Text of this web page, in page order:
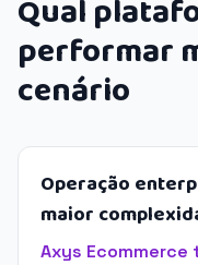
Qual
performar
cenário
Operação
maior
Axys